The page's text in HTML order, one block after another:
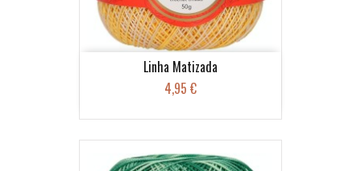
Linha Matizada
4,95 €